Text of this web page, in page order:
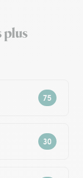
plus